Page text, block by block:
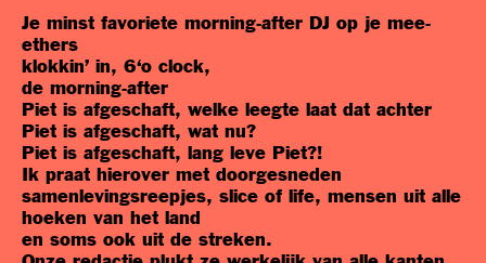
Je minst favoriete morning-after DJ op je mee-
ethers
klokkin’ in, 6‘o clock,
de morning-after
Piet is afgeschaft, welke leegte laat dat achter
Piet is afgeschaft, wat nu?
Piet is afgeschaft, lang leve Piet?!
Ik praat hierover met doorgesneden
samenlevingsreepjes, slice of life, mensen uit alle
hoeken van het land
en soms ook uit de streken.